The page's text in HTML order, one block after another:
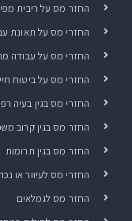
החזר מס על ריבית
החזרי מס על תאונת
החזרי מס על עבודה
החזרי מס על ביטוח
החזרי מס בגין בעיה
החזר מס בגין קרוב
החזר מס בגין תרומות
החזרי מס לעיוור או נכה
החזר מס לגמלאים